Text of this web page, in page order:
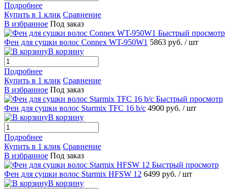
Подробнее
Купить в 1 клик Сравнение
В избранное Под заказ
Быстрый просмотр
Фен для сушки волос Connex WT-950W1 5863 руб. / шт
В корзину
Подробнее
Купить в 1 клик Сравнение
В избранное Под заказ
Быстрый просмотр
Фен для сушки волос Starmix TFC 16 b/c 4900 руб. / шт
В корзину
Подробнее
Купить в 1 клик Сравнение
В избранное Под заказ
Быстрый просмотр
Фен для сушки волос Starmix HFSW 12 6499 руб. / шт
В корзину